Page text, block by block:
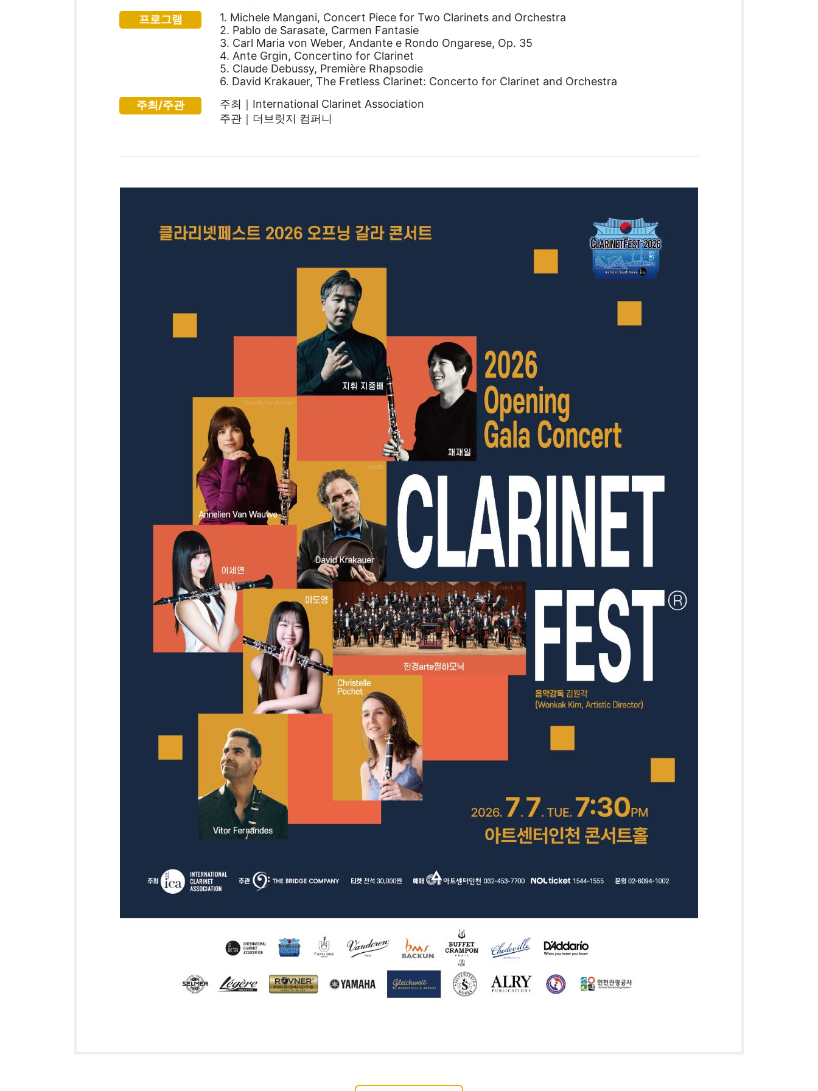
프로그램
1. Michele Mangani, Concert Piece for Two Clarinets and Orchestra
2. Pablo de Sarasate, Carmen Fantasie
3. Carl Maria von Weber, Andante e Rondo Ongarese, Op. 35
4. Ante Grgin, Concertino for Clarinet
5. Claude Debussy, Première Rhapsodie
6. David Krakauer, The Fretless Clarinet: Concerto for Clarinet and Orchestra
주최/주관
주최｜International Clarinet Association
주관｜더브릿지 컴퍼니